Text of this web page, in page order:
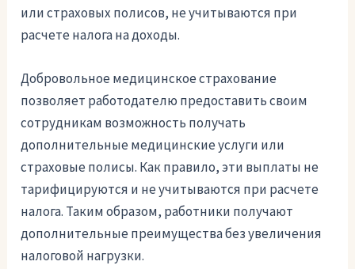
или страховых полисов, не учитываются при
расчете налога на доходы.
Добровольное медицинское страхование
позволяет работодателю предоставить своим
сотрудникам возможность получать
дополнительные медицинские услуги или
страховые полисы. Как правило, эти выплаты не
тарифицируются и не учитываются при расчете
налога. Таким образом, работники получают
дополнительные преимущества без увеличения
налоговой нагрузки.